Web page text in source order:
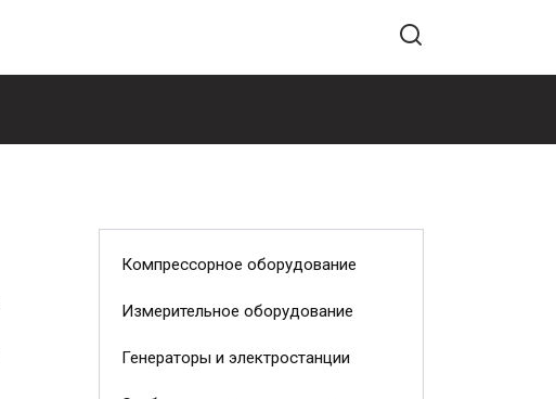
Компрессорное оборудование
Измерительное оборудование
Генераторы и электростанции